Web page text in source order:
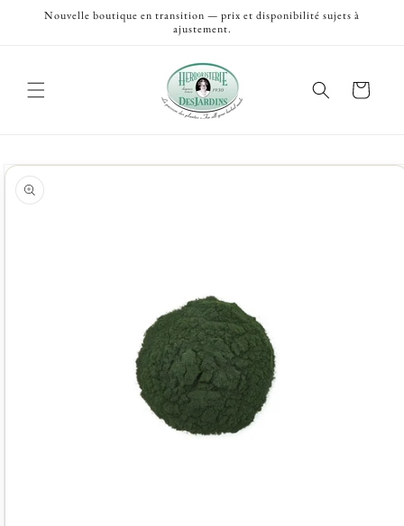
passer
Nouvelle boutique en transition — prix et disponibilité sujets à
ajustement.
Panier
Passer aux
informations
produits